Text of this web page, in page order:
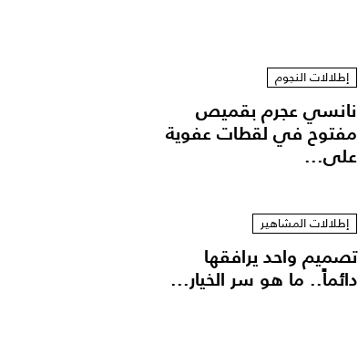
إطلالات النجوم
نانسي عجرم بقميص
مفتوح في لقطات عفوية
على...
إطلالات المشاهير
تصميم واحد يرافقها
دائماً.. ما هو سر الخيار...